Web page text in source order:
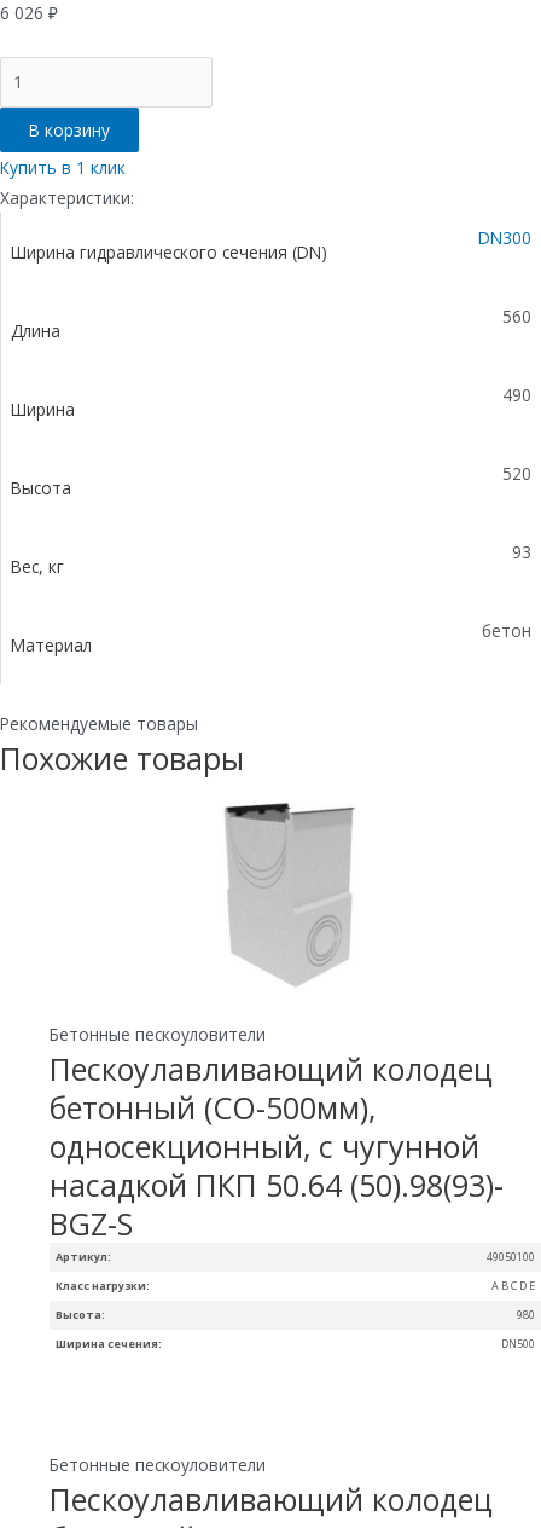
6 026 ₽
товара
Пескоулавливающий
колодец
бетонный
(СО-300мм),
промежуточная
ПКП
В корзину
Купить в 1 клик
Характеристики:
Ширина гидравлического сечения (DN)
DN300
Длина
560
Ширина
490
Высота
520
Вес, кг
93
Материал
бетон
Рекомендуемые товары
Похожие товары
Артикул: 49050100
Ширина сечения: DN500
Высота: 980
Класс нагрузки: A B C D E
Бетонные пескоуловители
Пескоулавливающий колодец
бетонный (СО-500мм),
односекционный, с чугунной
насадкой ПКП 50.64 (50).98(93)-
BGZ-S
Бетонные пескоуловители
Пескоулавливающий колодец